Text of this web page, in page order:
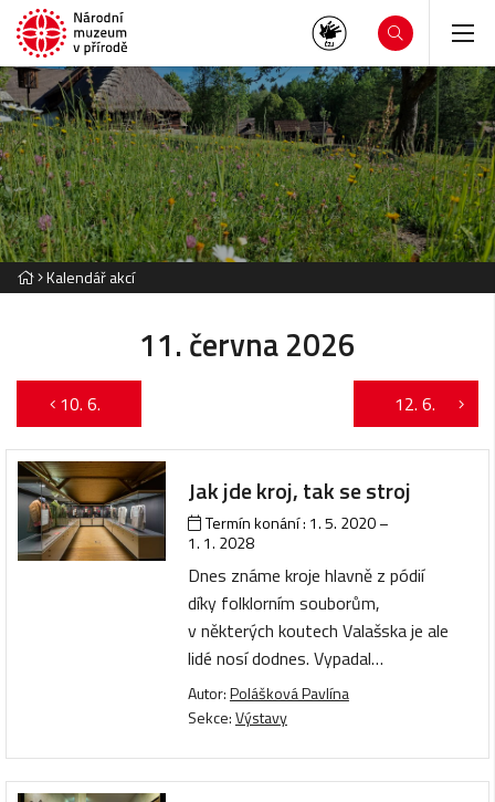
Kalendář akcí
11. června 2026
10. 6. 12. 6.
Jak jde kroj, tak se stroj
Termín konání : 1. 5. 2020–
1. 1. 2028
Dnes známe kroje hlavně z pódií
díky folklorním souborům,
v některých koutech Valašska je ale
lidé nosí dodnes. Vypadal…
Autor:Polášková Pavlína
Sekce:Výstavy